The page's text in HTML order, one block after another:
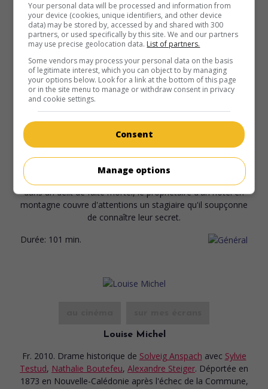
d'empêcher un assaut contre des indépendantistes kanaks
qui ont pris des gendarmes français en otages.
Durée: 136 min.
au cinéma sur mes écrans
Avant l'aube
Fr. 2010. Drame Raphaël Jacoulot avec Jean-Pierre Bacri
Vincent Rottiers
. Son fils ayant été impliqué
dans un délit de fuite mortel, le propriétaire d'un hôtel en
montagne couvre d'attentions un stagiaire qu'il soupçonne
de connaître leur secret.
Durée: 101 min.
Louise Michel
Fr. 2010. Drame historique de Solveig Anspach avec Sylvie
Testud, Nathalie Boutefeu, Alexandre Steiger. Déportée en
1873 en Nouvelle-Calédonie après l'échec de la Commune,
Your personal data will be processed and information from
your device (cookies, unique identifiers, and other device
data) may be stored by, accessed by and shared with 300
partners, or used specifically by this site. We and our partners
may use precise geolocation data. List of partners.
Some vendors may process your personal data on the basis
of legitimate interest, which you can object to by managing
your options below. Look for a link at the bottom of this page
or in the site menu to manage or withdraw consent in privacy
and cookie settings.
Consent
Manage options